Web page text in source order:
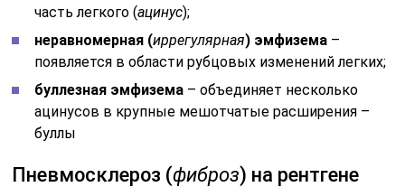
часть легкого (ацинус);
неравномерная (иррегулярная) эмфизема –
появляется в области рубцовых изменений легких;
буллезная эмфизема – объединяет несколько
ацинусов в крупные мешотчатые расширения –
буллы
Пневмосклероз (фиброз) на рентгене